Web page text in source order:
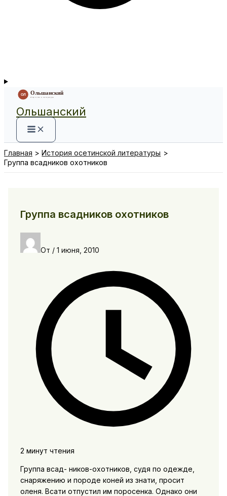
Ольшанский
Главная
История осетинской литературы
Группа всадников охотников
Группа всадников охотников
От / 1 июня, 2010
2 минут чтения
Группа всад- ников-охотников, судя по одежде,
снаряжению и породе коней из знати, просит
оленя. Всати отпустил им поросенка. Однако они